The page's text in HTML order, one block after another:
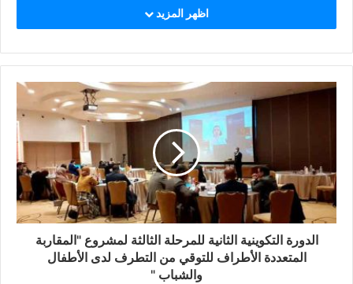
اظهر المزيد
الدورة التكوينية الثانية للمرحلة الثالثة لمشروع "المقاربة
المتعددة الأطراف للتوقي من التطرف لدى الأطفال
والشباب "